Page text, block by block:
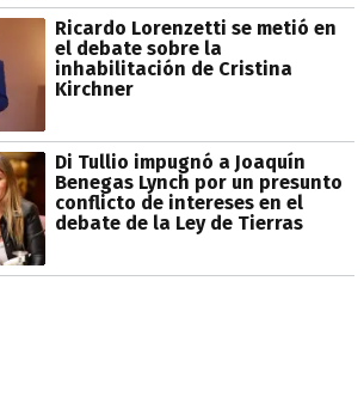
Ricardo Lorenzetti se metió en
el debate sobre la
inhabilitación de Cristina
Kirchner
Di Tullio impugnó a Joaquín
Benegas Lynch por un presunto
conflicto de intereses en el
debate de la Ley de Tierras